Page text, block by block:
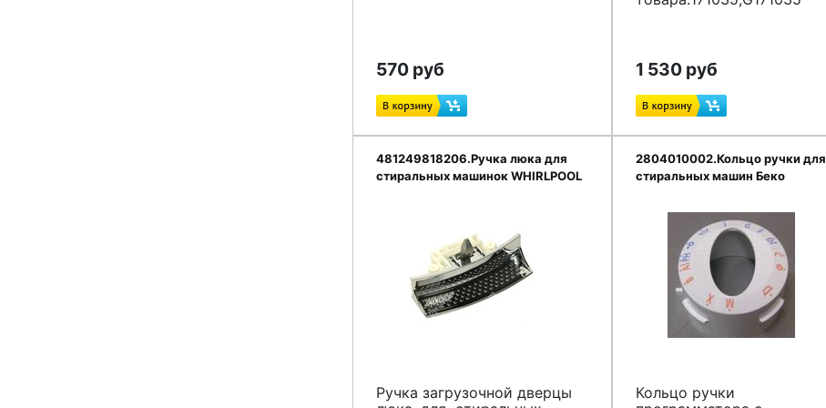
570 руб 1 530 руб
481249818206.Ручка люка для
стиральных машинок WHIRLPOOL
Ручка загрузочной дверцы
2804010002.Кольцо ручки для
стиральных машин Беко
Кольцо ручки